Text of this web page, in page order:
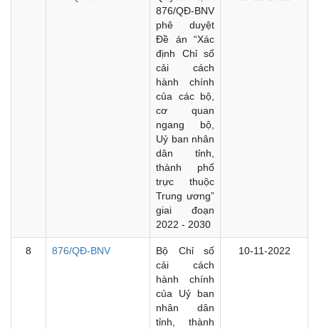
876/QĐ-BNV
phê duyệt
Đề án “Xác
định Chỉ số
cải cách
hành chính
của các bộ,
cơ quan
ngang bộ,
Uỷ ban nhân
dân tỉnh,
thành phố
trực thuộc
Trung ương”
giai đoạn
2022 - 2030
8 876/QĐ-BNV
Bộ Chỉ số
cải cách
hành chính
của Uỷ ban
nhân dân
tỉnh, thành
10-11-2022